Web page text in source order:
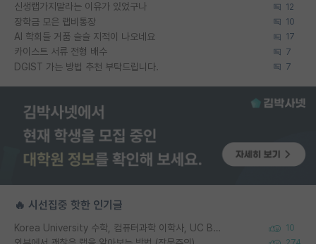
신생랩가지말라는 이유가 있었구나 12
장학금 모은 랩비통장 10
AI 학회들 거품 슬슬 지적이 나오네요 17
카이스트 서류 전형 배수 7
DGIST 가는 방법 추천 부탁드립니다. 7
🔥 시선집중 핫한 인기글
Korea University 수학, 컴퓨터과학 이학사, UC Berkeley 산업공학 대학원 공학박사가 되는 것은 쉽지 않겠죠? 10